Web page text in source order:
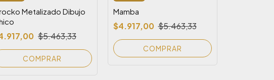
Metalizado Dibujo
$5.463,33
COMPRAR
Mamba
$4.917,00 $5.463,33
COMPRAR